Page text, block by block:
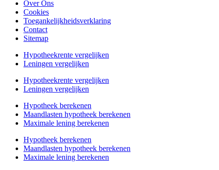
Over Ons
Cookies
Toegankelijkheidsverklaring
Contact
Sitemap
Hypotheekrente vergelijken
Leningen vergelijken
Hypotheekrente vergelijken
Leningen vergelijken
Hypotheek berekenen
Maandlasten hypotheek berekenen
Maximale lening berekenen
Hypotheek berekenen
Maandlasten hypotheek berekenen
Maximale lening berekenen